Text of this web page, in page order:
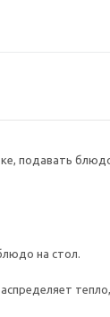
подавать
на стол.